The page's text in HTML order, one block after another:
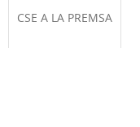
CSE A LA PREMSA